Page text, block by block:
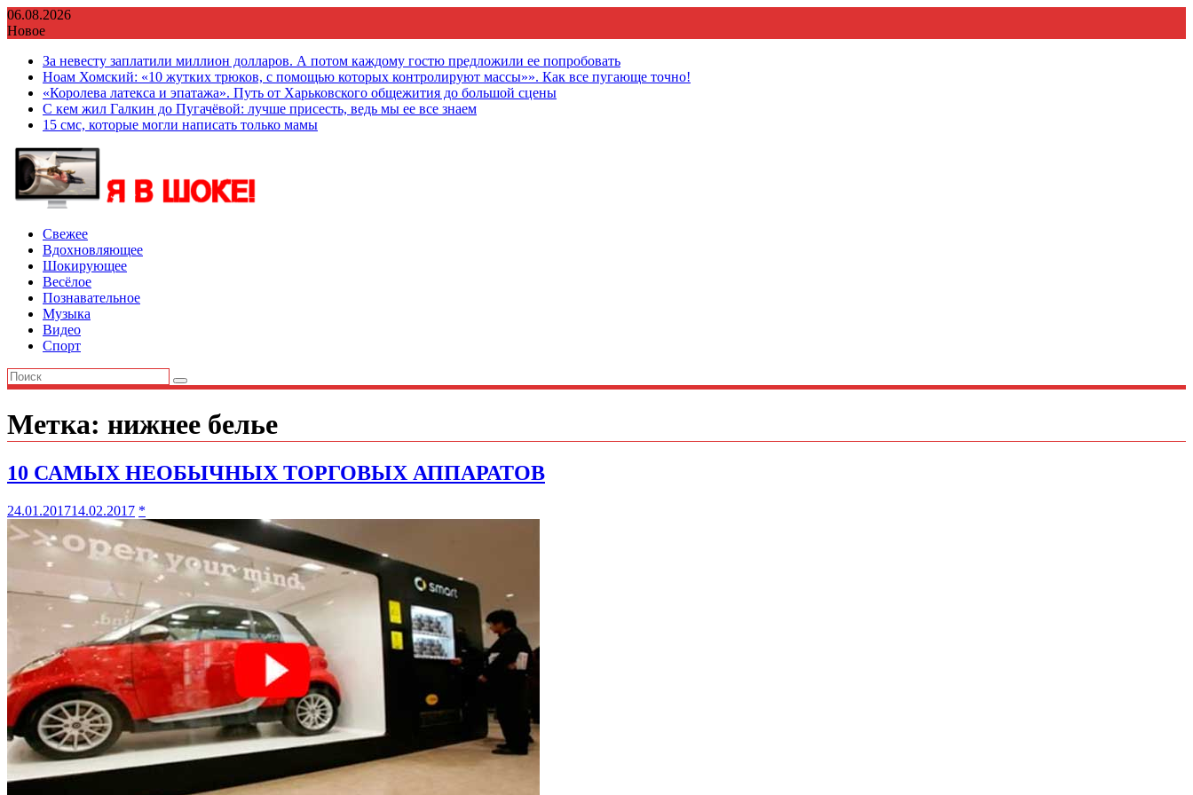
Перейти
к
06.08.2026
Новое
За невесту заплатили миллион долларов. А потом каждому гостю предложили ее попробовать
Ноам Хомский: «10 жутких трюков, с помощью которых контролируют массы»». Как все пугающе точно!
«Королева латекса и эпатажа». Путь от Харьковского общежития до большой сцены
С кем жил Галкин до Пугачёвой: лучше присесть, ведь мы ее все знаем
15 смс, которые могли написать только мамы
Свежее
Вдохновляющее
Шокирующее
Весёлое
Познавательное
Музыка
Видео
Спорт
Метка: нижнее белье
10 САМЫХ НЕОБЫЧНЫХ ТОРГОВЫХ АППАРАТОВ
24.01.201714.02.2017 *